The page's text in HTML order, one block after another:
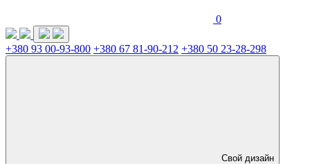
0
+380 93 00-93-800 +380 67 81-90-212 +380 50 23-28-298
Свой дизайн